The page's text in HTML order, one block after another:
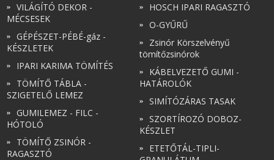
VILÁGÍTÓ DEKOR -
MÉCSESEK
GÉPÉSZET-PÉBÉ-gáz -
KÉSZLETEK
IPARI KARIMA TÖMÍTÉS
TÖMÍTŐ TÁBLA -
SZIGETELŐ LEMEZ
GUMILEMEZ - FILC -
HÓTOLÓ
TÖMÍTŐ ZSINÓR -
RAGASZTÓ
HOSCH IPARI RAGASZTÓ
O-GYŰRŰ
Zsinór Körszelvényű
tömítőzsinórok
KÁBELVEZETŐ GUMI -
HATÁROLÓK
SIMÍTÓZÁRAS TASAK
SZORTÍROZÓ DOBOZ-
KÉSZLET
ETETŐTÁL-TIPLI-